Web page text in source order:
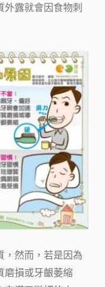
外露就會因食物刺
，然而，若是因為
磨損或牙齦萎縮